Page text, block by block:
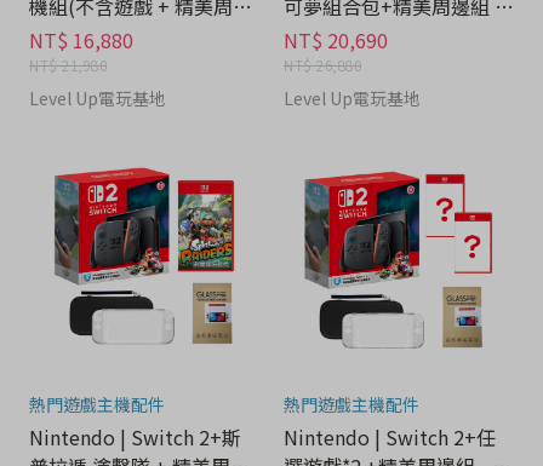
機組(不含遊戲 + 精美周邊
組) - 3C科技分期
NT$ 16,880
NT$ 21,980
Level Up電玩基地
可夢組合包+精美周邊組 -
3C科技分期
NT$ 20,690
NT$ 26,880
Level Up電玩基地
熱門遊戲主機配件
Nintendo | Switch 2+斯
熱門遊戲主機配件
Nintendo | Switch 2+任